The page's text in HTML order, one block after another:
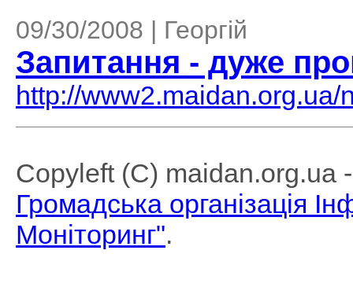
09/30/2008 | Георгій
Запитання - дужe
http://www2.maidan.org.ua/
Copyleft (C) maidan.org.ua
Громадська організація
Моніторинг".